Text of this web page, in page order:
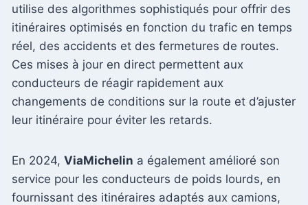
utilise des algorithmes sophistiqués pour offrir des
itinéraires optimisés en fonction du trafic en temps
réel, des accidents et des fermetures de routes.
Ces mises à jour en direct permettent aux
conducteurs de réagir rapidement aux
changements de conditions sur la route et d’ajuster
leur itinéraire pour éviter les retards.
En 2024, ViaMichelin a également amélioré son
service pour les conducteurs de poids lourds, en
fournissant des itinéraires adaptés aux camions,